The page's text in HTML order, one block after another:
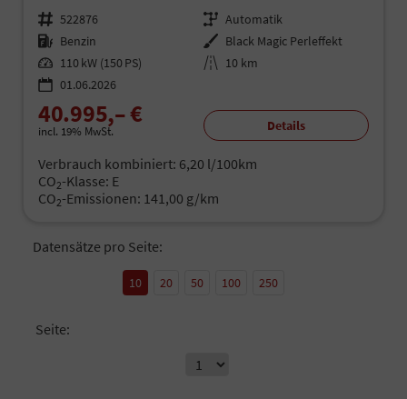
Fahrzeugnr. 522876 Getriebe Automatik
Kraftstoff Benzin Außenfarbe Black Magic Perleffekt
Leistung 110 kW (150 PS) Kilometerstand 10 km
01.06.2026
40.995,– €
incl. 19% MwSt. Details
Verbrauch kombiniert: 6,20 l/100km
CO2-Klasse: E
CO2-Emissionen: 141,00 g/km
Datensätze pro Seite:
10 20 50 100 250
Seite: